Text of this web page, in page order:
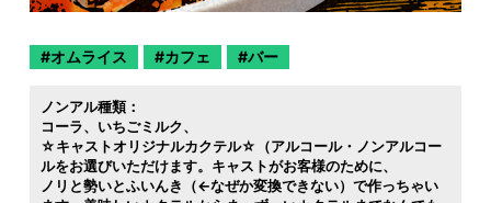
オムライス カフェ バー
ノンアル種類：
コーラ
いちごミルク
☆キャストオリジナルカクテル☆（アルコール・ノンアルコー
ルをお選びいただけます。キャストがお客様のために
ノリと勢いとふいんき（←なぜか変換できない）で作っちゃい